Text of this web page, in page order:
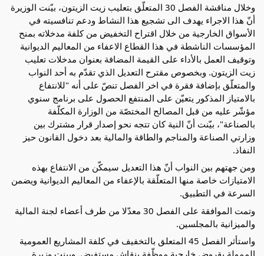
وخلال مناقشة الفصل 30 المتعلّق بتعليب زيت الزيتون، بيّنت الوزيرة
أنّ هذا الاجراء يهدف الى تشجيع هذا النشاط ودعم تنافسيته في
الأسواق الخارجية من خلال اقتراح التخفيض من كلفة مدخلاته بمنح
المؤسسات الناشطة في هذا القطاع الاعفاء من المعاليم الديوانية
وتوقيف العمل بالأداء على القيمة المضافة بعنوان مدخلات تعليب
زيت الزيتون. وبخصوص مقترح التعديل الذي تقدّم به أحد النواب
والمتعلّق بإضافة فقرة في اخر الفصل تنصّ على أنه "للانتفاع
بالامتياز المذكور يتعيّن على المنتفع الحصول على برنامج سنوي
مؤشّر عليه من قبل المصالح المختصّة من الوزارة المكلّفة
بالصناعة"، بيّنت أنّ النية كان تتجه نحو إصدار قرار مشترك بين
وزارتي الصناعة والمناجم والطاقة والمالية بعد دخول القانون حيز
النفاذ.
ومن جهتهم بين النواب أنّ هذا التعديل سيمكّن من الانتفاع بهذه
الامتيازات خاصة منها المتعلّقة بالإعفاء من المعاليم الديوانية ويضمن
السرعة في التطبيق.
وتمت الموافقة على الفصل 30 معدّلا من طرف أعضاء لجنة المالية
والميزانية بالمجلسين.
واستأثر الفصل 45 المتعلق بالتخفيف في كلفة المشاريع العمومية